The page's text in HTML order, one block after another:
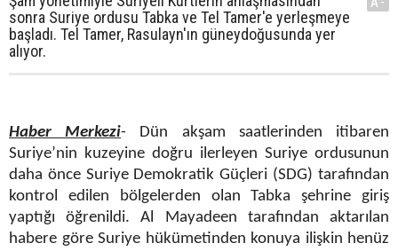
sonra Suriye ordusu Tabka ve Tel Tamer'e yerleşmeye
başladı. Tel Tamer, Rasulayn'ın güneydoğusunda yer
alıyor.
Haber Merkezi- Dün akşam saatlerinden itibaren
Suriye’nin kuzeyine doğru ilerleyen Suriye ordusunun
daha önce Suriye Demokratik Güçleri (SDG) tarafından
kontrol edilen bölgelerden olan Tabka şehrine giriş
yaptığı öğrenildi. Al Mayadeen tarafından aktarılan
habere göre Suriye hükümetinden konuya ilişkin henüz